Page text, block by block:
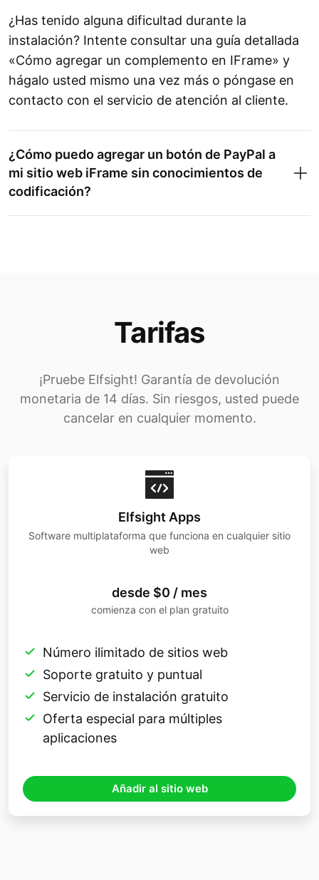
¿Has tenido alguna dificultad durante la
instalación? Intente consultar una guía detallada
«Cómo agregar un complemento en IFrame» y
hágalo usted mismo una vez más o póngase en
contacto con el servicio de atención al cliente.
¿Cómo puedo agregar un botón de PayPal a
mi sitio web iFrame sin conocimientos de
codificación?
Tarifas
¡Pruebe Elfsight! Garantía de devolución
monetaria de 14 días. Sin riesgos, usted puede
cancelar en cualquier momento.
Elfsight Apps
Software multiplataforma que funciona en cualquier sitio
web
desde $0 / mes
comienza con el plan gratuito
Número ilimitado de sitios web
Soporte gratuito y puntual
Servicio de instalación gratuito
Oferta especial para múltiples
aplicaciones
Añadir al sitio web